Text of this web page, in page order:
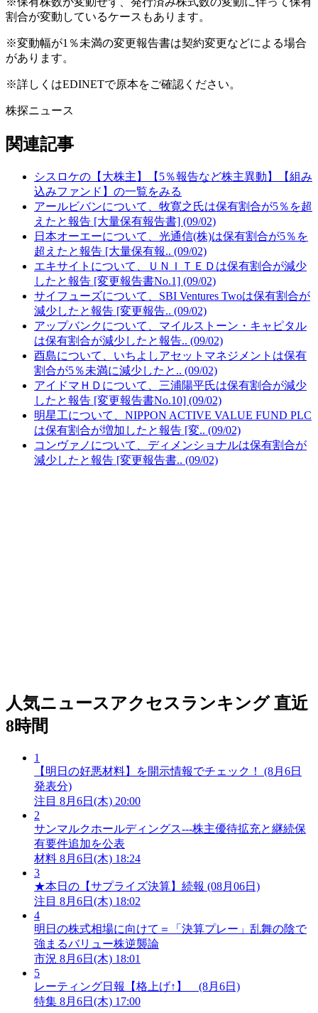
割合が変動しているケースもあります。
※変動幅が1％未満の変更報告書は契約変更などによる場合
があります。
※詳しくはEDINETで原本をご確認ください。
株探ニュース
関連記事
シスロケの【大株主】【5％報告など株主異動】【組み
込みファンド】の一覧をみる
アールビバンについて、牧寛之氏は保有割合が5％を超
えたと報告 [大量保有報告書] (09/02)
日本オーエーについて、光通信(株)は保有割合が5％を
超えたと報告 [大量保有報.. (09/02)
エキサイトについて、ＵＮＩＴＥＤは保有割合が減少
したと報告 [変更報告書No.1] (09/02)
サイフューズについて、SBI Ventures Twoは保有割合が
減少したと報告 [変更報告.. (09/02)
アップバンクについて、マイルストーン・キャピタル
は保有割合が減少したと報告.. (09/02)
酉島について、いちよしアセットマネジメントは保有
割合が5％未満に減少したと.. (09/02)
アイドマＨＤについて、三浦陽平氏は保有割合が減少
したと報告 [変更報告書No.10] (09/02)
明星工について、NIPPON ACTIVE VALUE FUND PLC
は保有割合が増加したと報告 [変.. (09/02)
コンヴァノについて、ディメンショナルは保有割合が
減少したと報告 [変更報告書.. (09/02)
人気ニュースアクセスランキング 直近
8時間
1
【明日の好悪材料】を開示情報でチェック！ (8月6日
発表分)
注目 8月6日(木) 20:00
2
サンマルクホールディングス---株主優待拡充と継続保
有要件追加を公表
材料 8月6日(木) 18:24
3
★本日の【サプライズ決算】続報 (08月06日)
注目 8月6日(木) 18:02
4
明日の株式相場に向けて＝「決算プレー」乱舞の陰で
強まるバリュー株逆襲論
市況 8月6日(木) 18:01
5
レーティング日報【格上げ↑】 (8月6日)
特集 8月6日(木) 17:00